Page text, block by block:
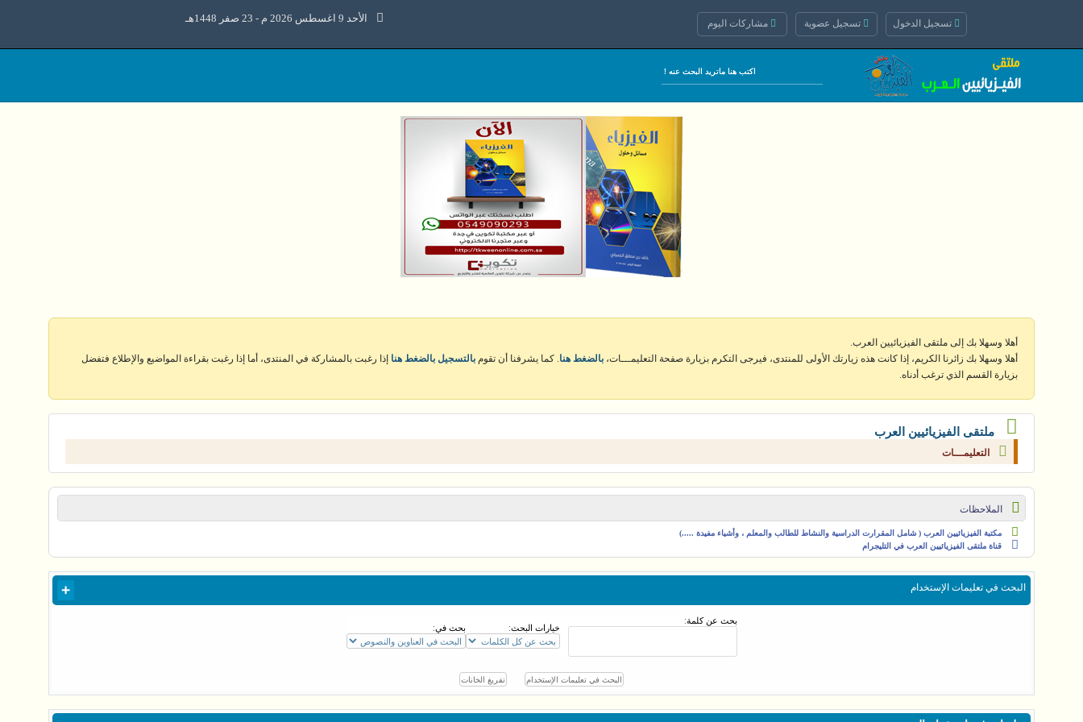
تسجيل الدخول تسجيل عضوية مشاركات اليوم الأحد 9 اغسطس 2026 م - 23 صفر 1448هـ
أهلا وسهلا بك إلى ملتقى الفيزيائيين العرب.
أهلا وسهلا بك زائرنا الكريم، إذا كانت هذه زيارتك الأولى للمنتدى، فيرجى التكرم بزيارة صفحة التعليمـــات، بالضغط هنا . كما يشرفنا أن تقوم بالتسجيل بالضغط هنا إذا رغبت بالمشاركة في المنتدى، أما إذا رغبت بقراءة المواضيع والإطلاع فتفضل
بزيارة القسم الذي ترغب أدناه.
ملتقى الفيزيائيين العرب
التعليمـــات
الملاحظات
مكتبة الفيزيائيين العرب ( شامل المقرارت الدراسية والنشاط للطالب والمعلم ، وأشياء مفيدة .....)
قناة ملتقى الفيزيائيين العرب في التليجرام
البحث في تعليمات الإستخدام
بحث عن كلمة:
خيارات البحث: بحث في: